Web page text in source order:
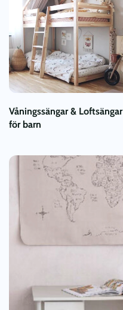
Våningssängar & Loftsängar
för barn